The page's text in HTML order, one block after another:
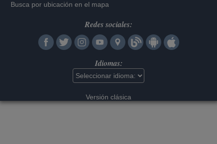
Busca por ubicación en el mapa
Redes sociales:
Idiomas:
Versión clásica